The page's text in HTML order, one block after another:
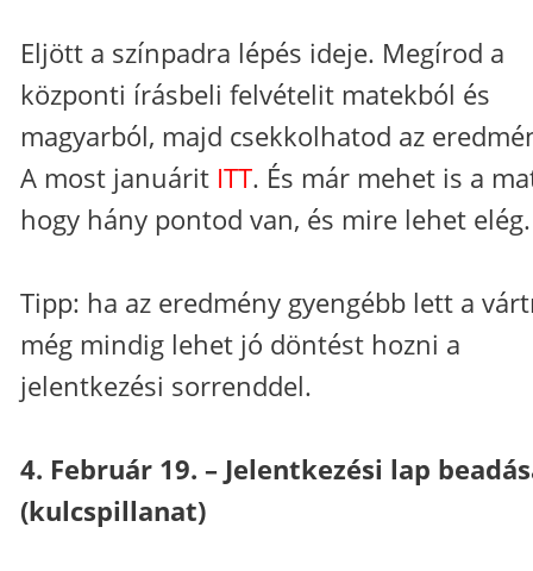
Eljött a színpadra lépés ideje. Megírod a
központi írásbeli felvételit matekból és
magyarból, majd csekkolhatod az
A most januárit ITT. És már mehet is a
hogy hány pontod van, és mire lehet elég.
Tipp: ha az eredmény gyengébb lett a
még mindig lehet jó döntést hozni a
jelentkezési sorrenddel.
4. Február 19. – Jelentkezési lap
(kulcspillanat)